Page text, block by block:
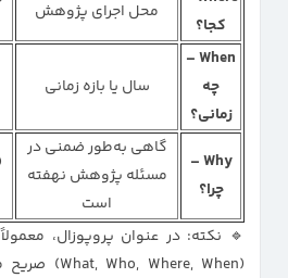
کجا؟
محل اجرای پژوهش
When –
چه
زمانی؟
سال یا بازه زمانی
Why –
چرا؟
گاهی به‌طور ضمنی در
مسئله پژوهش نهفته
است
🔹 نکته: در عنوان پروپوزال،